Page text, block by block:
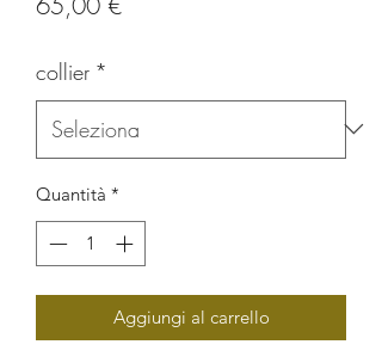
collier *
Quantità *
Aggiungi al carrello